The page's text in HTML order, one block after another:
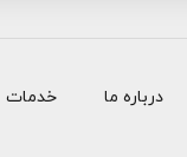
درباره ما خدمات